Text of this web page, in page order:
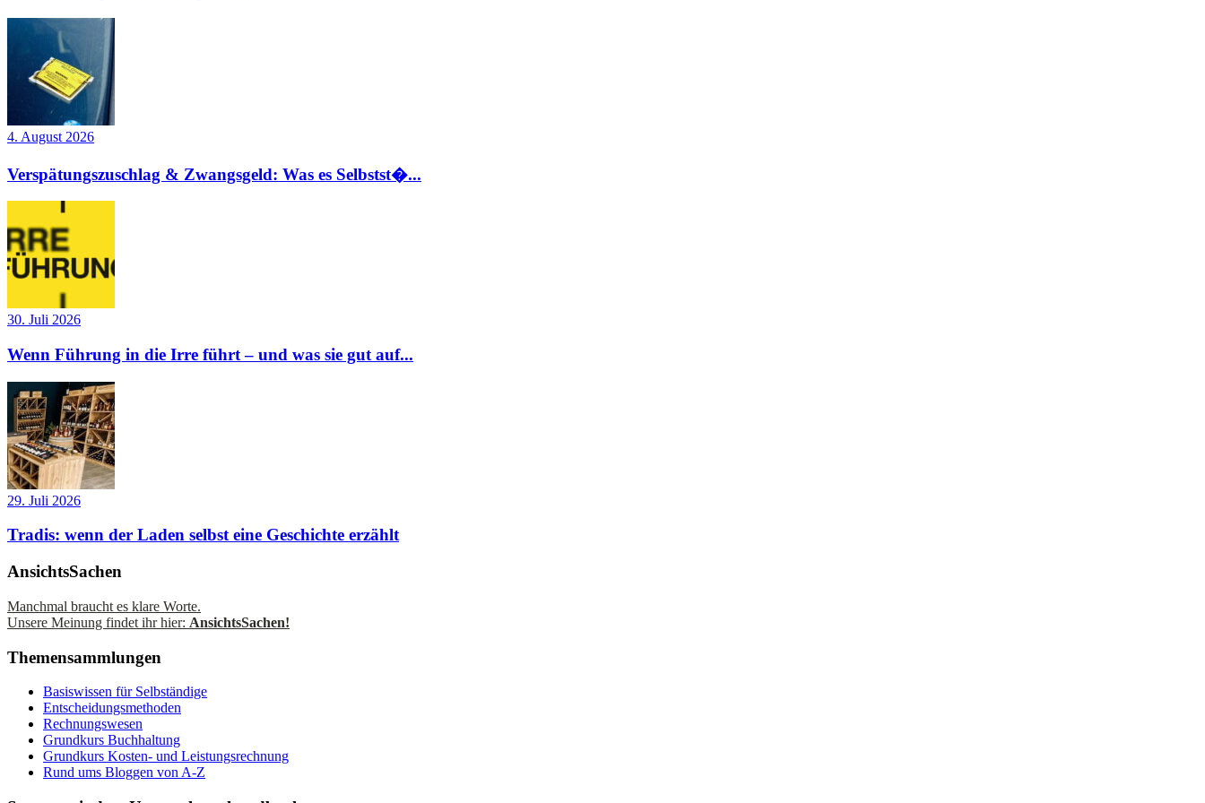
4. August 2026
Verspätungszuschlag & Zwangsgeld: Was es Selbstst�...
30. Juli 2026
Wenn Führung in die Irre führt – und was sie gut auf...
29. Juli 2026
Tradis: wenn der Laden selbst eine Geschichte erzählt
AnsichtsSachen
Manchmal braucht es klare Worte.
Unsere Meinung findet ihr hier: AnsichtsSachen!
Themensammlungen
Basiswissen für Selbständige
Entscheidungsmethoden
Rechnungswesen
Grundkurs Buchhaltung
Grundkurs Kosten- und Leistungsrechnung
Rund ums Bloggen von A-Z